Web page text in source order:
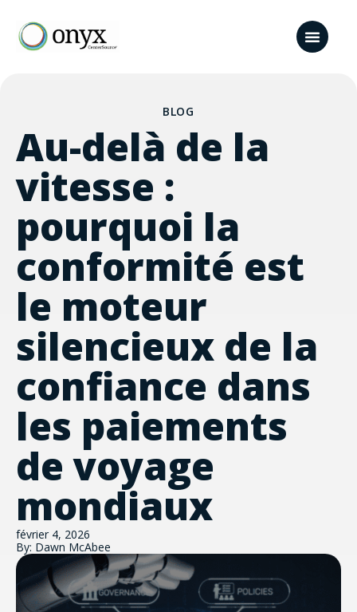
BLOG
Au-delà de la
vitesse :
pourquoi la
conformité est
le moteur
silencieux de la
confiance dans
les paiements
de voyage
mondiaux
février 4, 2026
By: Dawn McAbee